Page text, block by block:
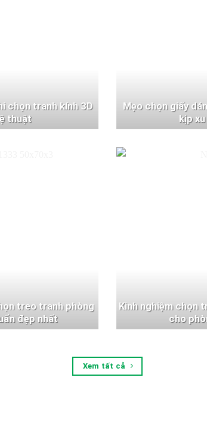
chọn tranh kính 3D
thuật
Mẹo chọn giấy
kịp
treo tranh phòng
đẹp nhất
Kinh nghiệm chọn
cho
Xem tất cả